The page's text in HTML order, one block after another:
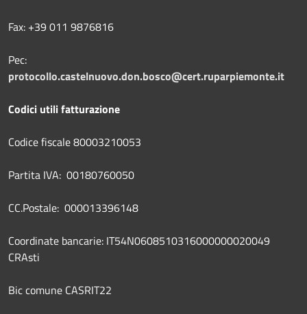
Fax: +39 011 9876816
Pec:
protocollo.castelnuovo.don.bosco@cert.ruparpiemonte.it
Codici utili fatturazione
Codice fiscale 80003210053
Partita IVA: 00180760050
CC.Postale: 000013396148
Coordinate bancarie: IT54N0608510316000000020049
CRAsti
Bic comune CASRIT22